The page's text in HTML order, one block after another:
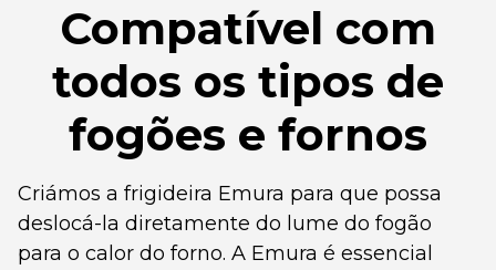
Compatível com
todos os tipos de
fogões e fornos
Criámos a frigideira Emura para que possa
deslocá-la diretamente do lume do fogão
para o calor do forno. A Emura é essencial